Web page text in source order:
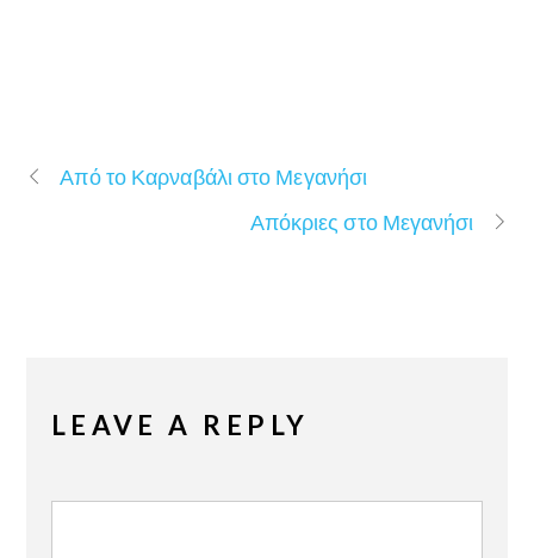
Από το Καρναβάλι στο Μεγανήσι
Απόκριες στο Μεγανήσι
LEAVE A REPLY